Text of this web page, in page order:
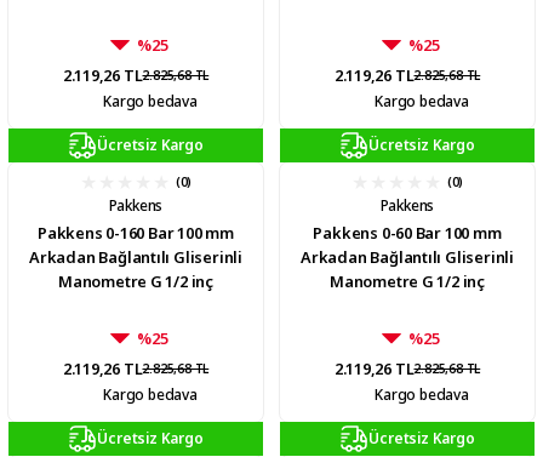
%25
2.119,26 TL2.825,68 TL
Kargo bedava
%25
2.119,26 TL2.825,68 TL
Kargo bedava
Ücretsiz Kargo
(0)
Pakkens
Pakkens 0-160 Bar 100 mm
Arkadan Bağlantılı Gliserinli
Manometre G 1/2 inç
%25
2.119,26 TL2.825,68 TL
Kargo bedava
Ücretsiz Kargo
(0)
Pakkens
Pakkens 0-60 Bar 100 mm
Arkadan Bağlantılı Gliserinli
Manometre G 1/2 inç
%25
2.119,26 TL2.825,68 TL
Kargo bedava
Ücretsiz Kargo Ücretsiz Kargo